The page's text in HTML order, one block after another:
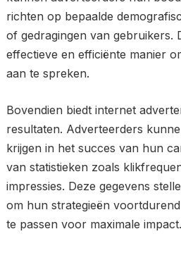
richten op bepaalde
of gedragingen van gebruikers.
effectieve en efficiënte manier
aan te spreken.
Bovendien biedt internet
resultaten. Adverteerders
krijgen in het succes van hun
van statistieken zoals
impressies. Deze gegevens
om hun strategieën
te passen voor maximale impact.